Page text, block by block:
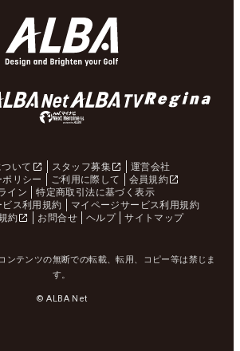
いて スタッフ募集
運営会社
リシー
ご利用に際して
会員規約
イン
特定商取引法に基づく表示
ス利用規約
マイページサービス利用規約
約
お問合せ ヘルプ サイトマップ
ンテンツの無断での転載、転用、コピー等は禁じま
す。
© ALBA Net